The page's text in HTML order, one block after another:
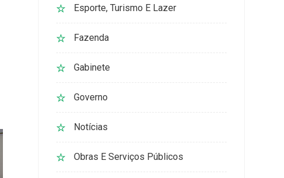
Esporte, Turismo E Lazer
Fazenda
Gabinete
Governo
Notícias
Obras E Serviços Públicos